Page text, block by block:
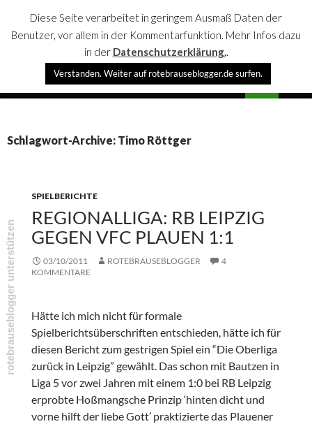
rotebrauseblogger
SPRINGE
Schlagwort-Archive: Timo Röttger
SPIELBERICHTE
REGIONALLIGA: RB LEIPZIG
GEGEN VFC PLAUEN 1:1
03/10/2011 ROTEBRAUSEBLOGGER
4
KOMMENTARE
Hätte ich mich nicht für formale
Spielberichtsüberschriften entschieden, hätte ich für
diesen Bericht zum gestrigen Spiel ein “Die Oberliga
zurück in Leipzig” gewählt. Das schon mit Bautzen in
Liga 5 vor zwei Jahren mit einem 1:0 bei RB Leipzig
erprobte Hoßmangsche Prinzip ‘hinten dicht und
vorne hilft der liebe Gott’ praktizierte das Plauener
Diese Seite verarbeitet in geringem Ausmaß Daten der
Benutzer, vor allem in der Kommentarfunktion. Mehr Infos dazu
in der Datenschutzerklärung..
Verstanden. Weiter auf rotebrauseblogger.de surfen.
rotebrauseblogger unterstützen